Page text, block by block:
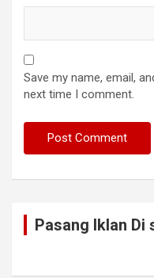
Save my name, email,
next time I comment.
Pasang Iklan Di